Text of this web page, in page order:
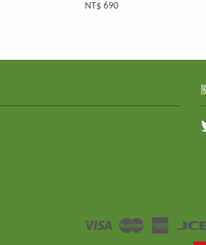
NT$ 690
Visa Master